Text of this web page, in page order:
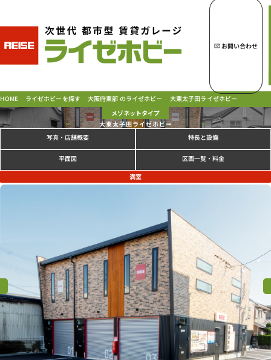
ライゼホビーの魅力
ラインナップ
ご契約の流れ・お支払方法
特定商取引法に基づく表示
プライバシーポリシー
お問い合わせ
HOME ライゼホビーを探す 大阪府東部 のライゼホビー 大東太子田ライゼホビー
メゾネットタイプ
大東太子田ライゼホビー
写真・店舗概要 特長と設備
平面図 区画一覧・料金
満室
Previous